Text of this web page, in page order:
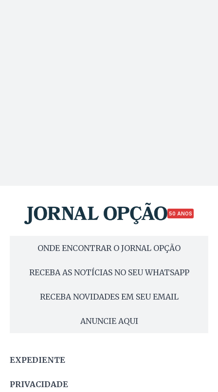
50 ANOS
ONDE ENCONTRAR O JORNAL OPÇÃO
RECEBA AS NOTÍCIAS NO SEU WHATSAPP
RECEBA NOVIDADES EM SEU EMAIL
ANUNCIE AQUI
EXPEDIENTE
PRIVACIDADE